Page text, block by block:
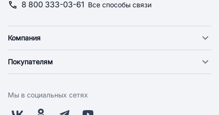
8 800 333-03-61 Все способы связи
Компания
Новости
Поставщикам
Покупателям
Оплата
Мы в социальных сетях